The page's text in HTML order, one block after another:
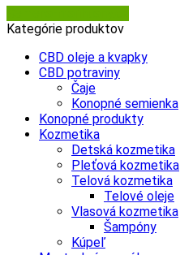
Kategórie produktov
CBD oleje a kvapky
CBD potraviny
Čaje
Konopné semienka
Konopné produkty
Kozmetika
Detská kozmetika
Pleťová kozmetika
Telová kozmetika
Telové oleje
Vlasová kozmetika
Šampóny
Kúpeľ